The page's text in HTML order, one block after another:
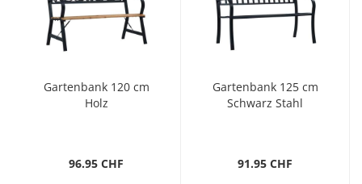
Gartenbank 120 cm
Holz
96.95 CHF
Gartenbank 125 cm
Schwarz Stahl
91.95 CHF